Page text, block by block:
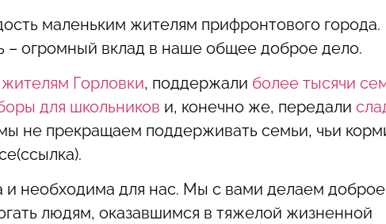
маленьким жителям прифронтового города.
– огромный вклад в наше общее доброе дело.
Горловки, поддержали более тысячи
для школьников и, конечно же, передали
не прекращаем поддерживать семьи, чьи
необходима для нас. Мы с вами делаем
людям, оказавшимся в тяжелой жизненной